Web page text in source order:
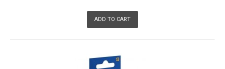
ADD TO CART